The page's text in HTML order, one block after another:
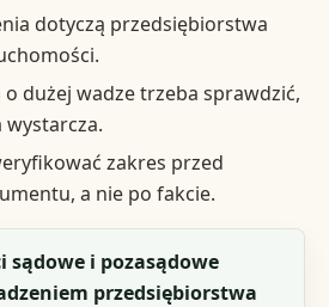
dotyczą przedsiębiorstwa
dużej wadze trzeba sprawdzić,
wystarcza.
zakres przed
a nie po fakcie.
sądowe i pozasądowe
przedsiębiorstwa